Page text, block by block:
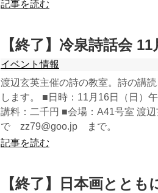
記事を読む
【終了】冷泉詩話会
イベント情報
渡辺玄英主催の詩の教室。詩の講
します。 ■日時：11月16日（日）
講料：二千円 ■会場：A41号室 渡
で zz79@goo.jp まで。
記事を読む
【終了】日本画ととも